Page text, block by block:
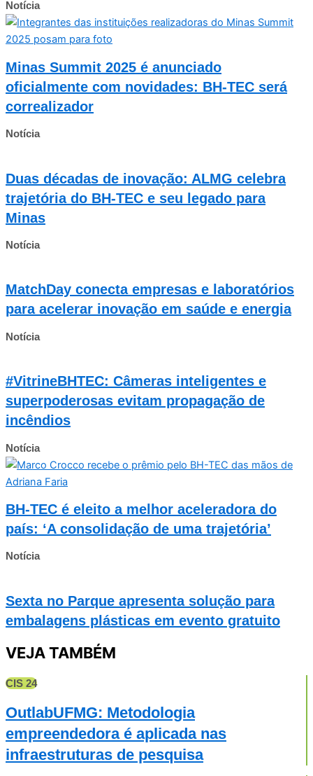
Notícia
Minas Summit 2025 é anunciado
oficialmente com novidades: BH-TEC será
correalizador
Notícia
Duas décadas de inovação: ALMG celebra
trajetória do BH-TEC e seu legado para
Minas
Notícia
MatchDay conecta empresas e laboratórios
para acelerar inovação em saúde e energia
Notícia
#VitrineBHTEC: Câmeras inteligentes e
superpoderosas evitam propagação de
incêndios
Notícia
BH-TEC é eleito a melhor aceleradora do
país: ‘A consolidação de uma trajetória’
Notícia
Sexta no Parque apresenta solução para
embalagens plásticas em evento gratuito
VEJA TAMBÉM
CIS 24
OutlabUFMG: Metodologia
empreendedora é aplicada nas
infraestruturas de pesquisa